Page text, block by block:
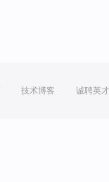
技术博客 诚聘英才